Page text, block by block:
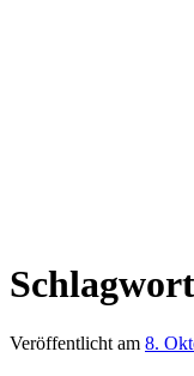
Veröffentlicht am 8.